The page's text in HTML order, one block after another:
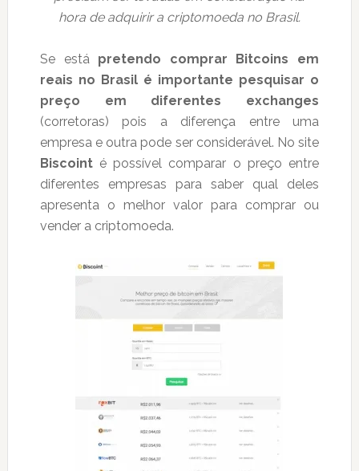
hora de adquirir a criptomoeda no Brasil.
Se está pretendo comprar Bitcoins em
reais no Brasil é importante pesquisar o
preço em diferentes exchanges
(corretoras) pois a diferença entre uma
empresa e outra pode ser considerável. No site
Biscointé possível comparar o preço entre
diferentes empresas para saber qual deles
apresenta o melhor valor para comprar ou
vender a criptomoeda.